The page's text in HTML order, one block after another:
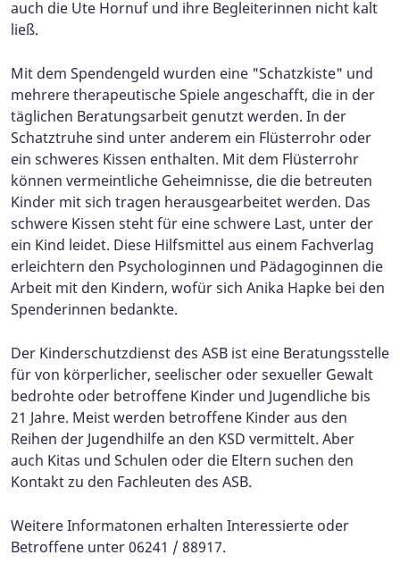
auch die Ute Hornuf und ihre Begleiterinnen nicht kalt
ließ.
Mit dem Spendengeld wurden eine "Schatzkiste" und
mehrere therapeutische Spiele angeschafft, die in der
täglichen Beratungsarbeit genutzt werden. In der
Schatztruhe sind unter anderem ein Flüsterrohr oder
ein schweres Kissen enthalten. Mit dem Flüsterrohr
können vermeintliche Geheimnisse, die die betreuten
Kinder mit sich tragen herausgearbeitet werden. Das
schwere Kissen steht für eine schwere Last, unter der
ein Kind leidet. Diese Hilfsmittel aus einem Fachverlag
erleichtern den Psychologinnen und Pädagoginnen die
Arbeit mit den Kindern, wofür sich Anika Hapke bei den
Spenderinnen bedankte.
Der Kinderschutzdienst des ASB ist eine Beratungsstelle
für von körperlicher, seelischer oder sexueller Gewalt
bedrohte oder betroffene Kinder und Jugendliche bis
21 Jahre. Meist werden betroffene Kinder aus den
Reihen der Jugendhilfe an den KSD vermittelt. Aber
auch Kitas und Schulen oder die Eltern suchen den
Kontakt zu den Fachleuten des ASB.
Weitere Informatonen erhalten Interessierte oder
Betroffene unter 06241 / 88917.